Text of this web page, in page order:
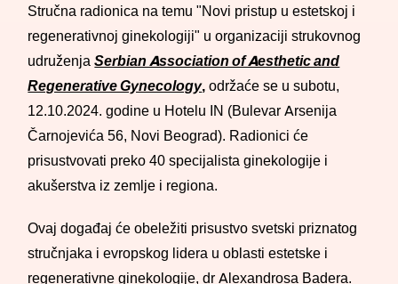
Stručna radionica na temu "Novi pristup u estetskoj i
regenerativnoj ginekologiji" u organizaciji strukovnog
udruženjaSerbian Association of Aesthetic and
Regenerative Gynecology, održaće se u subotu,
12.10.2024. godine u Hotelu IN (Bulevar Arsenija
Čarnojevića 56, Novi Beograd). Radionici će
prisustvovati preko 40 specijalista ginekologije i
akušerstva iz zemlje i regiona.
Ovaj događaj će obeležiti prisustvo svetski priznatog
stručnjaka i evropskog lidera u oblasti estetske i
regenerativne ginekologije, dr Alexandrosa Badera.